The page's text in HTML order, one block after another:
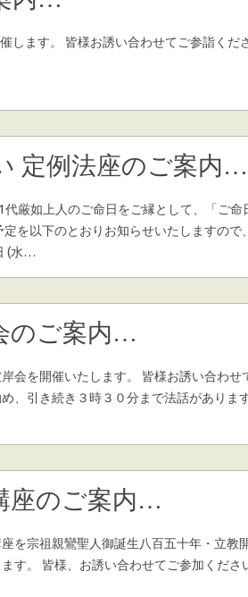
します。 皆様お誘い合わせてご参詣くだ
定例法座のご案内…
厳如上人のご命日をご縁として、「ご命
を以下のとおりお知らせいたしますので
(水…
のご案内…
会を開催いたします。 皆様お誘い合わせ
、引き続き３時３０分まで法話がありま
座のご案内…
を宗祖親鸞聖人御誕生八百五十年・立教
す。 皆様、お誘い合わせてご参加くだ